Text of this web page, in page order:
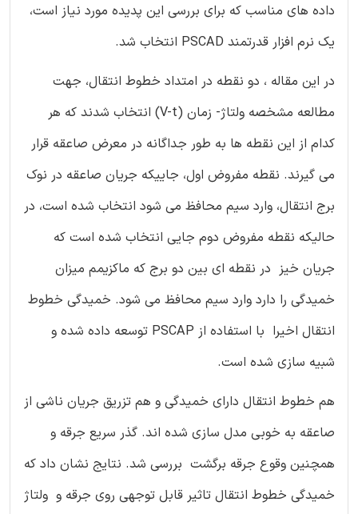
داده های مناسب که برای بررسی این پدیده مورد نیاز است،
یک نرم افزار قدرتمند PSCAD انتخاب شد.
در این مقاله ، دو نقطه در امتداد خطوط انتقال، جهت
مطالعه مشخصه ولتاژ- زمان (V-t) انتخاب شدند که هر
کدام از این نقطه ها به طور جداگانه در معرض صاعقه قرار
می گیرند. نقطه مفروض اول، جاییکه جریان صاعقه در نوک
برج انتقال، وارد سیم محافظ می شود انتخاب شده است، در
حالیکه نقطه مفروض دوم جایی انتخاب شده است که
جریان خیز در نقطه ای بین دو برج که ماکزیمم میزان
خمیدگی را دارد وارد سیم محافظ می شود. خمیدگی خطوط
انتقال اخیرا با استفاده از PSCAP توسعه داده شده و
شبیه سازی شده است.
هم خطوط انتقال دارای خمیدگی و هم تزریق جریان ناشی از
صاعقه به خوبی مدل سازی شده اند. گذر سریع جرقه و
همچنین وقوع جرقه برگشت بررسی شد. نتایج نشان داد که
خمیدگی خطوط انتقال تاثیر قابل توجهی روی جرقه و ولتاژ